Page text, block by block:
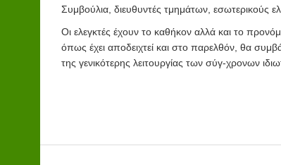
Συμβούλια, διευθυντές τμημάτων, εσωτερικούς
Οι ελεγκτές έχουν το καθήκον αλλά και το
όπως έχει αποδειχτεί και στο παρελθόν, θα
της γενικότερης λειτουργίας των σύγ-χρονων